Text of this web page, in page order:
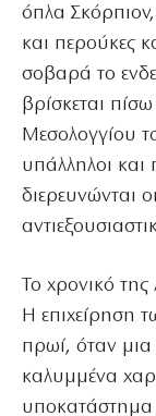
όπλα
και περούκες
σοβαρά το
βρίσκεται
Μεσολογγίου
υπάλληλοι και
διερευνώνται
Το χρονικό της
Η επιχείρηση
πρωί, όταν
καλυμμένα
υποκατάστημα